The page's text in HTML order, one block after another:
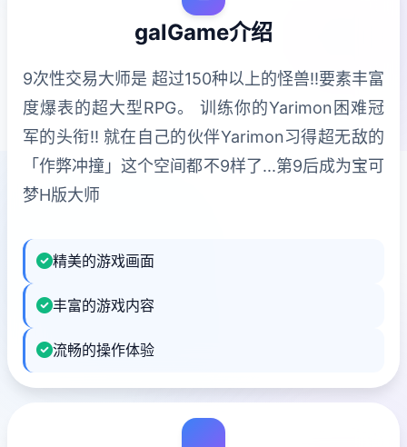
galGame介绍
9次性交易大师是 超过150种以上的怪兽!!要素丰富
度爆表的超大型RPG。 训练你的Yarimon困难冠
军的头衔!! 就在自己的伙伴Yarimon习得超无敌的
「作弊冲撞」这个空间都不9样了...第9后成为宝可
梦H版大师
精美的游戏画面
丰富的游戏内容
流畅的操作体验